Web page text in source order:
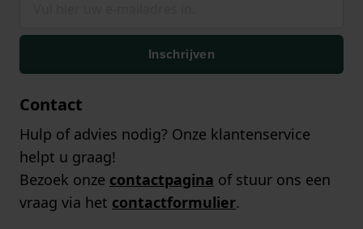
Inschrijven
Contact
Hulp of advies nodig? Onze klantenservice
helpt u graag!
Bezoek onze contactpagina of stuur ons een
vraag via het contactformulier.